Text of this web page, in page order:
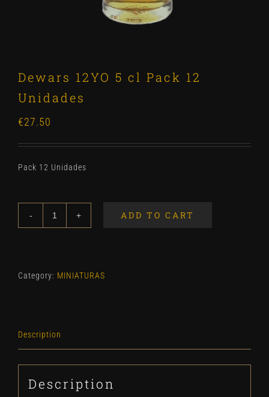
Dewars 12YO 5 cl Pack 12
Unidades
€27.50
Pack 12 Unidades
cl
quantity
ADD TO CART
Category: MINIATURAS
Description
Description